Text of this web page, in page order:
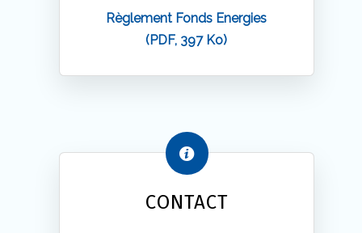
Règlement Fonds Energies
(PDF, 397 Ko)
CONTACT